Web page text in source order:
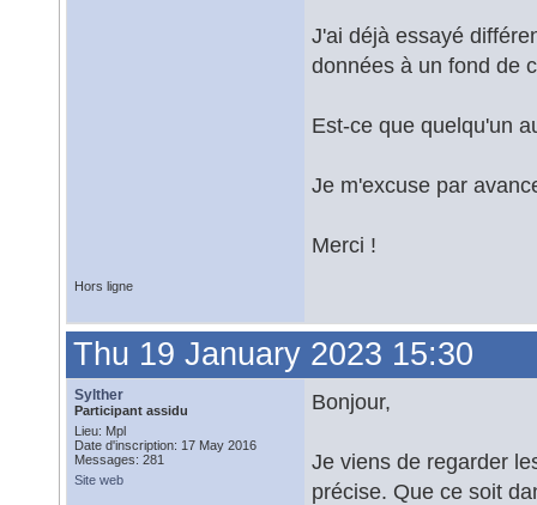
J'ai déjà essayé
données à un fond de
Est-ce que quelqu'un
Je m'excuse par
Merci !
Hors ligne
Thu 19 January 2023 15:30
Sylther
Participant assidu
Lieu: Mpl
Date d'inscription: 17 May 2016
Messages: 281
Site web
Bonjour,
Je viens de regarder
précise. Que ce soit